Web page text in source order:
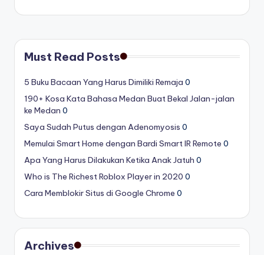
Must Read Posts
5 Buku Bacaan Yang Harus Dimiliki Remaja 0
190+ Kosa Kata Bahasa Medan Buat Bekal Jalan-jalan
ke Medan 0
Saya Sudah Putus dengan Adenomyosis 0
Memulai Smart Home dengan Bardi Smart IR Remote 0
Apa Yang Harus Dilakukan Ketika Anak Jatuh 0
Who is The Richest Roblox Player in 2020 0
Cara Memblokir Situs di Google Chrome 0
Archives